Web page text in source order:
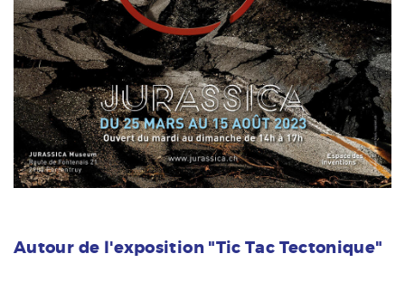
Autour de l'exposition "Tic Tac Tectonique"